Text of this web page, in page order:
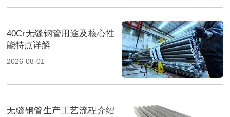
40Cr无缝钢管用途及核心性
能特点详解
2026-08-01
无缝钢管生产工艺流程介绍